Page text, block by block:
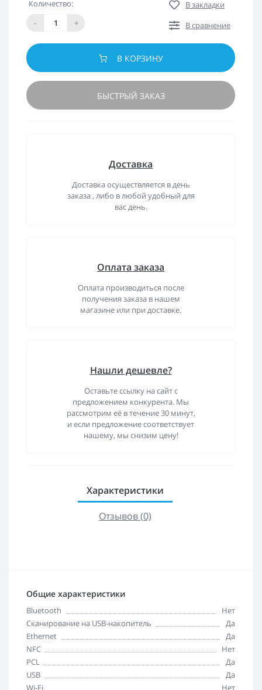
Количество:
-
+
В закладки
В сравнение
В КОРЗИНУ
БЫСТРЫЙ ЗАКАЗ
Доставка
Доставка осуществляется в день
заказа , либо в любой удобный для
вас день.
Оплата заказа
Оплата производиться после
получения заказа в нашем
магазине или при доставке.
Нашли дешевле?
Оставьте ссылку на сайт с
предложением конкурента. Мы
рассмотрим её в течение 30 минут,
и если предложение соответствует
нашему, мы снизим цену!
Характеристики
Отзывов (0)
Общие характеристики
Bluetooth
Нет
Cканирование на USB-накопитель
Да
Ethernet
Да
NFC
Нет
PCL
Да
USB
Да
Wi-Fi
Нет